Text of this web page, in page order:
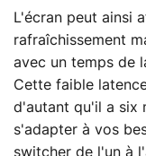
L'écran peut ainsi
rafraîchissement
avec un temps de
Cette faible
d'autant qu'il a six
s'adapter à vos
switcher de l'un à